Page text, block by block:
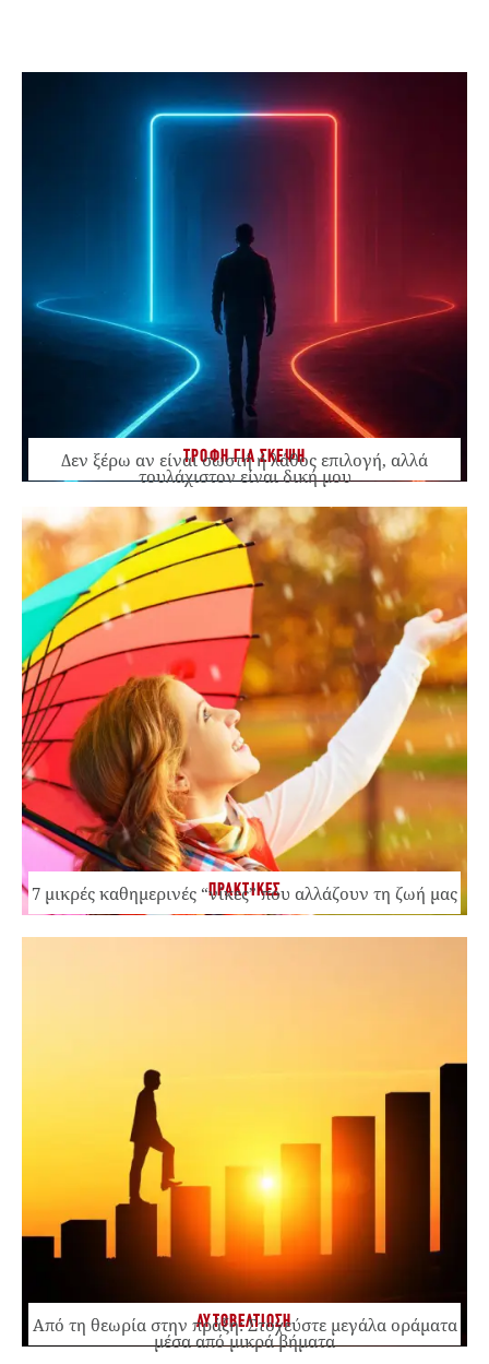
ΤΡΟΦΗ ΓΙΑ ΣΚΕΨΗ
Δεν ξέρω αν είναι σωστή ή λάθος επιλογή, αλλά
τουλάχιστον είναι δική μου
ΠΡΑΚΤΙΚΕΣ
7 μικρές καθημερινές “νίκες” που αλλάζουν τη ζωή μας
ΑΥΤΟΒΕΛΤΙΩΣΗ
Από τη θεωρία στην πράξη: Στοχεύστε μεγάλα οράματα
μέσα από μικρά βήματα